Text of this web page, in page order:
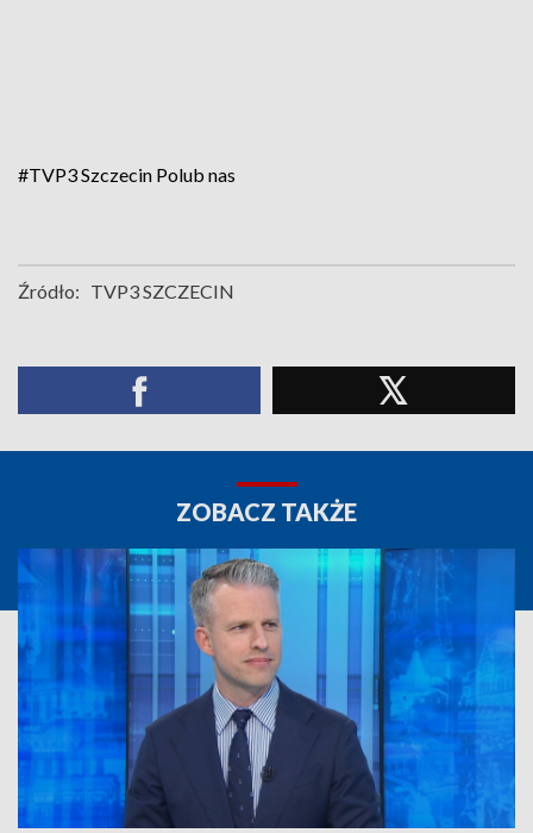
#TVP3 Szczecin Polub nas
Źródło: TVP3 SZCZECIN
ZOBACZ TAKŻE